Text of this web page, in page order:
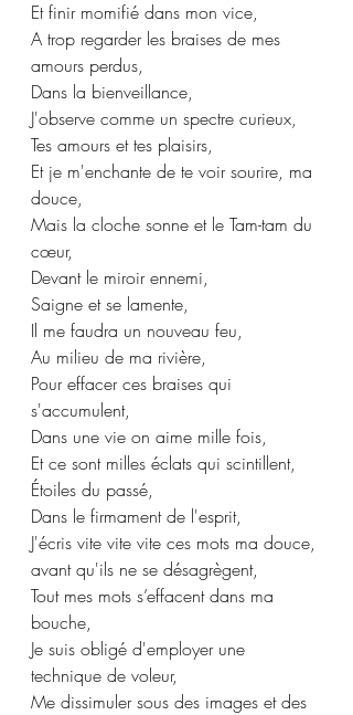
Et finir momifié dans mon vice,
A trop regarder les braises de mes
amours perdus,
Dans la bienveillance,
J'observe comme un spectre curieux,
Tes amours et tes plaisirs,
Et je m'enchante de te voir sourire, ma
douce,
Mais la cloche sonne et le Tam-tam du
cœur,
Devant le miroir ennemi,
Saigne et se lamente,
Il me faudra un nouveau feu,
Au milieu de ma rivière,
Pour effacer ces braises qui
s'accumulent,
Dans une vie on aime mille fois,
Et ce sont milles éclats qui scintillent,
Étoiles du passé,
Dans le firmament de l'esprit,
J'écris vite vite vite ces mots ma douce,
avant qu'ils ne se désagrègent,
Tout mes mots s’effacent dans ma
bouche,
Je suis obligé d'employer une
technique de voleur,
Me dissimuler sous des images et des